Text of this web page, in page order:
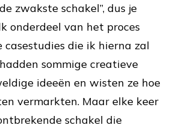
zwakste schakel”, dus je
onderdeel van het proces
casestudies die ik hierna zal
sommige creatieve
ideeën en wisten ze hoe
vermarkten. Maar elke keer
schakel die